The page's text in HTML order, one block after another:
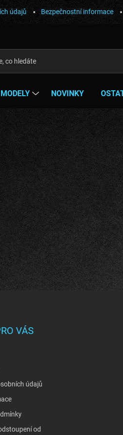
údajů Bezpečnostní informace
NOVINKY
VÁS
údajů
od